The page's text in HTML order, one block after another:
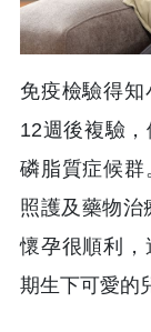
免疫檢驗得知
12週後複驗
磷脂質症候群
照護及藥物治
懷孕很順利，
期生下可愛的